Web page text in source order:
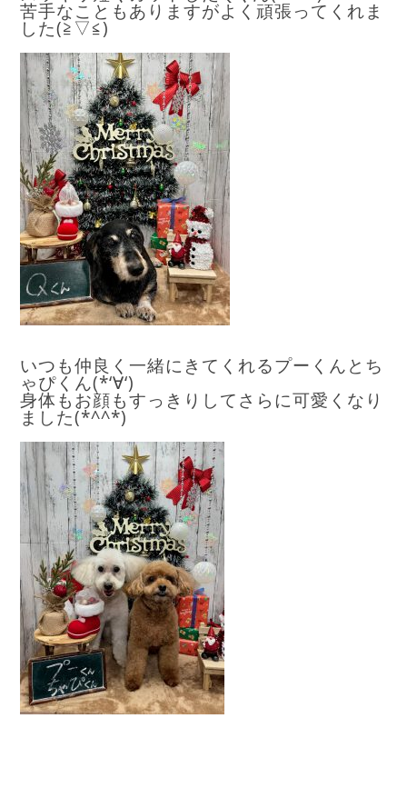
苦手なこともありますがよく頑張ってくれま
した(≧▽≦)
いつも仲良く一緒にきてくれるプーくんとち
ゃぴくん(*‘∀‘)
身体もお顔もすっきりしてさらに可愛くなり
ました(*^^*)